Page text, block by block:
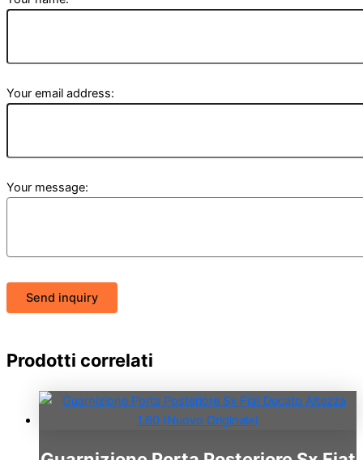
Your email address:
Your message:
Send inquiry
Prodotti correlati